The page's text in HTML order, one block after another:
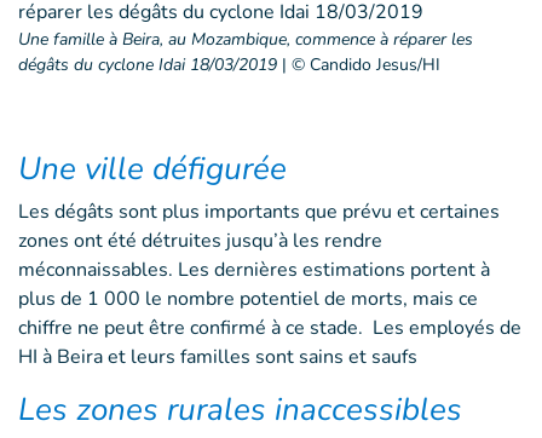
Une famille à Beira, au Mozambique, commence à réparer les
dégâts du cyclone Idai 18/03/2019 | © Candido Jesus/HI
Une ville défigurée
Les dégâts sont plus importants que prévu et certaines
zones ont été détruites jusqu’à les rendre
méconnaissables. Les dernières estimations portent à
plus de 1 000 le nombre potentiel de morts, mais ce
chiffre ne peut être confirmé à ce stade. Les employés de
HI à Beira et leurs familles sont sains et saufs
Les zones rurales inaccessibles